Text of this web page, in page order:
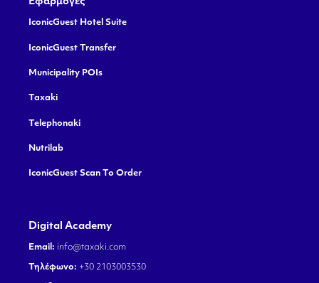
IconicGuest Hotel Suite
IconicGuest Transfer
Municipality POIs
Taxaki
Telephonaki
Nutrilab
IconicGuest Scan To Order
Digital Academy
Email: info@taxaki.com
Τηλέφωνο: +30 2103003530